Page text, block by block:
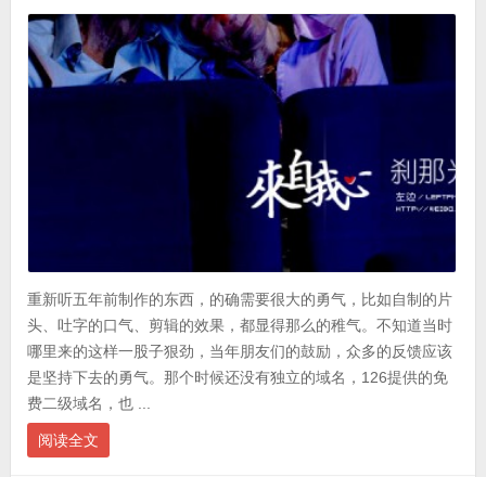
重新听五年前制作的东西，的确需要很大的勇气，比如自制的片
头、吐字的口气、剪辑的效果，都显得那么的稚气。不知道当时
哪里来的这样一股子狠劲，当年朋友们的鼓励，众多的反馈应该
是坚持下去的勇气。那个时候还没有独立的域名，126提供的免
费二级域名，也 ...
阅读全文